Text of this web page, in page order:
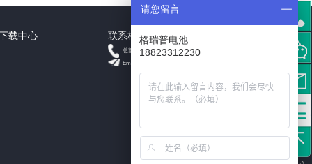
载中心 联系格瑞普
总部 +18823312230
Email: info@grepow.cn
请您留言
格瑞普电池
18823312230